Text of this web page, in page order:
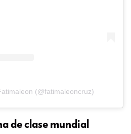
(@fatimaleoncruz)
de clase mundial